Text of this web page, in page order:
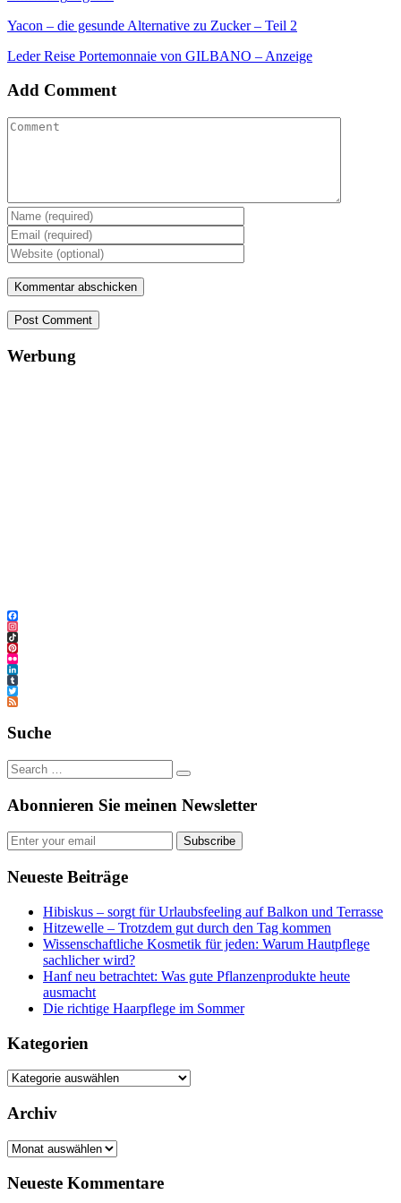
Yacon – die gesunde Alternative zu Zucker – Teil 2
Leder Reise Portemonnaie von GILBANO – Anzeige
Add Comment
Post Comment
Werbung
Facebook
Instagram
TikTok
Pinterest
Flickr
LinkedIn
Tumblr
Twitter
Feed
Suche
Abonnieren Sie meinen Newsletter
Subscribe
Neueste Beiträge
Hibiskus – sorgt für Urlaubsfeeling auf Balkon und Terrasse
Hitzewelle – Trotzdem gut durch den Tag kommen
Wissenschaftliche Kosmetik für jeden: Warum Hautpflege
sachlicher wird?
Hanf neu betrachtet: Was gute Pflanzenprodukte heute
ausmacht
Die richtige Haarpflege im Sommer
Kategorien
Kategorien
Archiv
Archiv
Neueste Kommentare